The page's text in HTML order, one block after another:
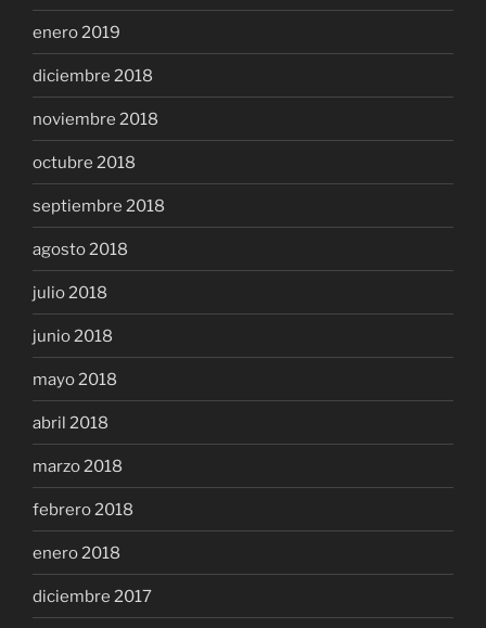
enero 2019
diciembre 2018
noviembre 2018
octubre 2018
septiembre 2018
agosto 2018
julio 2018
junio 2018
mayo 2018
abril 2018
marzo 2018
febrero 2018
enero 2018
diciembre 2017